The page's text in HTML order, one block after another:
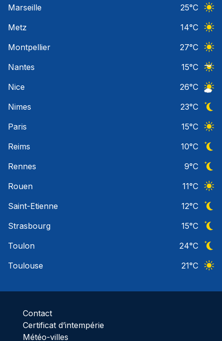
Marseille
25°C
Metz
14°C
Montpellier
27°C
Nantes
15°C
Nice
26°C
Nimes
23°C
Paris
15°C
Reims
10°C
Rennes
9°C
Rouen
11°C
Saint-Etienne
12°C
Strasbourg
15°C
Toulon
24°C
Toulouse
21°C
Contact
Certificat d’intempérie
Météo-villes